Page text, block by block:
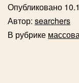
Опубликовано
Автор: searchers
В рубрике